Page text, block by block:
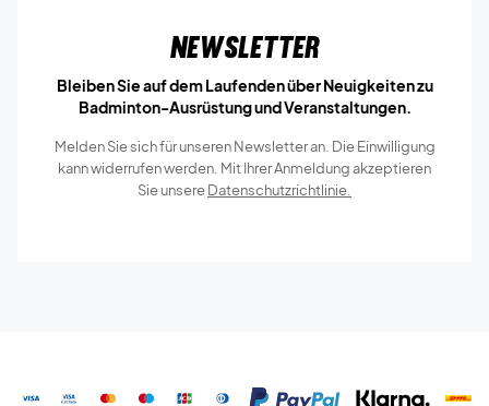
Newsletter
Bleiben Sie auf dem Laufenden über Neuigkeiten zu
Badminton-Ausrüstung und Veranstaltungen.
Melden Sie sich für unseren Newsletter an. Die Einwilligung
kann widerrufen werden. Mit Ihrer Anmeldung akzeptieren
Sie unsereDatenschutzrichtlinie.